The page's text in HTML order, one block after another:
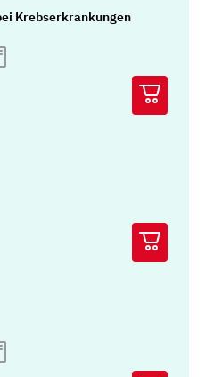
Krebserkrankungen